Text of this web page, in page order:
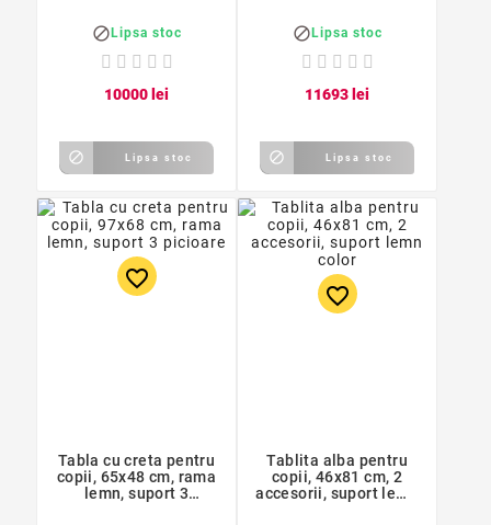
Lipsa stoc
10000 lei
 Lipsa stoc
Lipsa stoc
11693 lei
 Lipsa stoc
favorite_border
Tabla cu creta pentru
copii, 65x48 cm, rama
lemn, suport 3
favorite_border
Tablita alba pentru
copii, 46x81 cm, 2
accesorii, suport lemn